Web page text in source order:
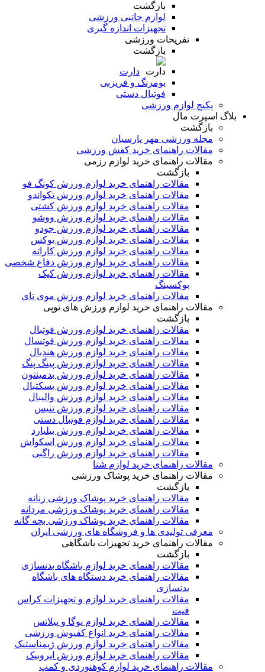
بازگشت
لوازم جانبی ورزشی
تجهیزات اندازه گیری
تفریحات ورزشی
بازگشت
دارت
بومرنگ و فریزبی
فوتبال دستی
پکیج لوازم ورزشی
بلاگ اسپرت مال
بازگشت
مجله ورزشی مهر پارسیان
مقالات راهنمای خرید کفش ورزشی
مقالات راهنمای خرید لوازم رزمی
بازگشت
مقالات راهنمای خرید لوازم ورزش کونگ فو
مقالات راهنمای خرید لوازم ورزش تکواندو
مقالات راهنمای خرید لوازم ورزش کشتی
مقالات راهنمای خرید لوازم ورزش ووشو
مقالات راهنمای خرید لوازم ورزش جودو
مقالات راهنمای خرید لوازم ورزش بوکس
مقالات راهنمای خرید لوازم ورزش کاراته
مقالات راهنمای خرید لوازم ورزش دفاع شخصی
مقالات راهنمای خرید لوازم ورزش کیک
بوکسینگ
مقالات راهنمای خرید لوازم ورزش موی تای
مقالات راهنمای خرید لوازم ورزش های توپی
بازگشت
مقالات راهنمای خرید لوازم ورزش فوتبال
مقالات راهنمای خرید لوازم ورزش فوتسال
مقالات راهنمای خرید لوازم ورزش هندبال
مقالات راهنمای خرید لوازم ورزش پینگ پنگ
مقالات راهنمای خرید لوازم ورزش بدمینتون
مقالات راهنمای خرید لوازم ورزش بسکتبال
مقالات راهنمای خرید لوازم ورزش والیبال
مقالات راهنمای خرید لوازم ورزش تنیس
مقالات راهنمای خرید لوازم فوتبال دستی
مقالات راهنمای خرید لوازم ورزش بیلیارد
مقالات راهنمای خرید لوازم ورزش اسکواش
مقالات راهنمای خرید لوازم ورزش راگبی
مقالات راهنمای خرید لوازم شنا
مقالات راهنمای خرید پوشاک ورزشی
بازگشت
مقالات راهنمای خرید پوشاک ورزشی زنانه
مقالات راهنمای خرید پوشاک ورزشی مردانه
مقالات راهنمای خرید پوشاک ورزشی بچه گانه
معرفی تولیدی ها و فروشگاه های ورزشی ایران
مقالات راهنمای خرید تجهیزات باشگاهی
بازگشت
مقالات راهنمای خرید لوازم باشگاه بدنسازی
مقالات راهنمای خرید دستگاه های باشگاه
بدنسازی
مقالات راهنمای خرید لوازم و تجهیزات کراس
فیت
مقالات راهنمای خرید لوازم یوگا و پیلاتس
مقالات راهنمای خرید انواع کفپوش ورزشی
مقالات راهنمای خرید لوازم ورزش ژیمناستیک
مقالات راهنمای خرید لوازم ورزش ایروبیک
مقالات راهنمای خرید لوازم کوهنوردی و کمپ